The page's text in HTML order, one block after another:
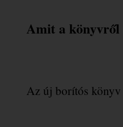
Amit a
Az új borítós könyv